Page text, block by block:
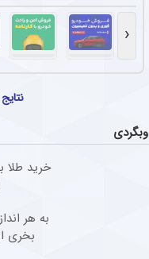
العربی کویت از تقابل با پرسپولیس
اخبار یاسر آسانی پیشنهاد باشگاه
آن طور که از شواهد و قرائن پیداست،
مربی جدید تیم امید پرسپولیس کار خود
محسن مسلمان، هافبک سابق
‹
وبگردی
خرید
به هر
بخری